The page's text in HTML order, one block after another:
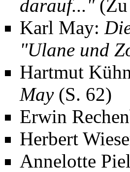
darauf..."(Zu
Karl May:
"Ulane und
Hartmut
May(S. 62)
Erwin
Herbert
Annelotte